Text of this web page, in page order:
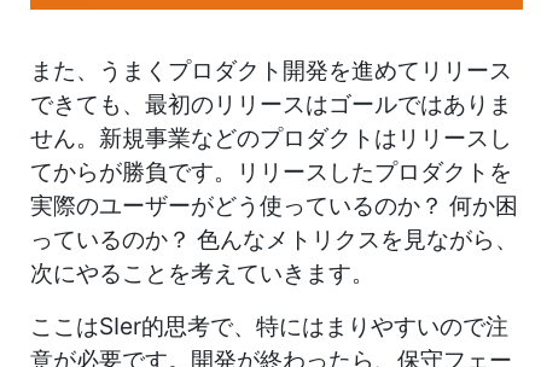
また、うまくプロダクト開発を進めてリリース
できても、最初のリリースはゴールではありま
せん。新規事業などのプロダクトはリリースし
てからが勝負です。リリースしたプロダクトを
実際のユーザーがどう使っているのか？ 何か困
っているのか？ 色んなメトリクスを見ながら、
次にやることを考えていきます。
ここはSIer的思考で、特にはまりやすいので注
意が必要です。開発が終わったら、保守フェー